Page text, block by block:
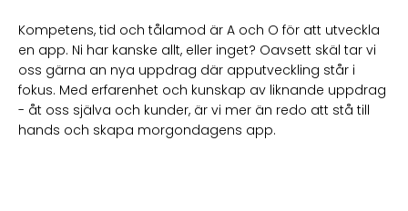
Kompetens, tid och tålamod är A och O för att utveckla
en app. Ni har kanske allt, eller inget? Oavsett skäl tar vi
oss gärna an nya uppdrag där apputveckling står i
fokus. Med erfarenhet och kunskap av liknande uppdrag
- åt oss själva och kunder, är vi mer än redo att stå till
hands och skapa morgondagens app.